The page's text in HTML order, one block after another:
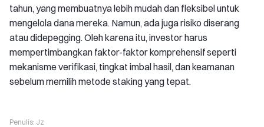
tahun, yang membuatnya lebih mudah dan fleksibel untuk
mengelola dana mereka. Namun, ada juga risiko diserang
atau didepegging. Oleh karena itu, investor harus
mempertimbangkan faktor-faktor komprehensif seperti
mekanisme verifikasi, tingkat imbal hasil, dan keamanan
sebelum memilih metode staking yang tepat.
Penulis: Jz